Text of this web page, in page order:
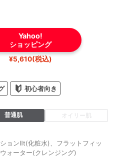
Yahoo!
ショッピング
¥5,610(税込)
初心者向き
普通肌 オイリー肌
ョンⅡt(化粧水)、フラットフィッ
ォーター(クレンジング)